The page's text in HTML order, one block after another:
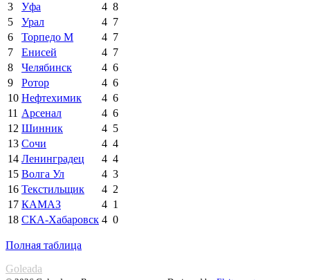
3
Уфа 4 8
5
Урал 4 7
6
Торпедо М 4 7
7
Енисей 4 7
8
Челябинск 4 6
9
Ротор 4 6
10 Нефтехимик 4 6
11 Арсенал 4 6
12 Шинник 4 5
13 Сочи 4 4
14 Ленинградец 4 4
15 Волга Ул 4 3
16 Текстильщик 4 2
17 КАМАЗ 4 1
18 СКА-Хабаровск 4 0
Полная таблица
Goleada